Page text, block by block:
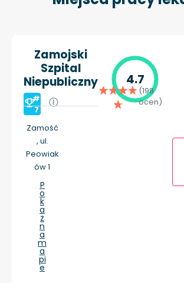
Zamojski
Szpital
Niepubliczny
#
7
Zamość
, ul.
Peowiak
ów 1
P
o
k
a
ż
n
a
m
a
pi
e
4.7
(198
ocen)